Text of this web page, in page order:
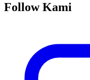
Follow Kami